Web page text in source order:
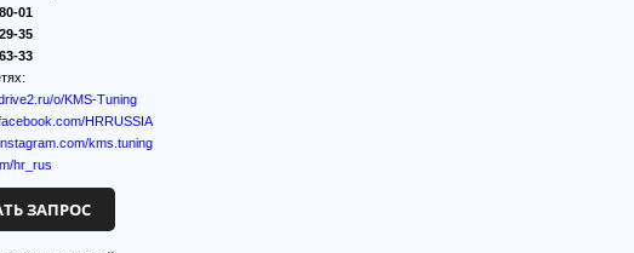
01
35
33
o/KMS-Tuning
HRRUSSIA
kms.tuning
hr_rus
ЗАПРОС